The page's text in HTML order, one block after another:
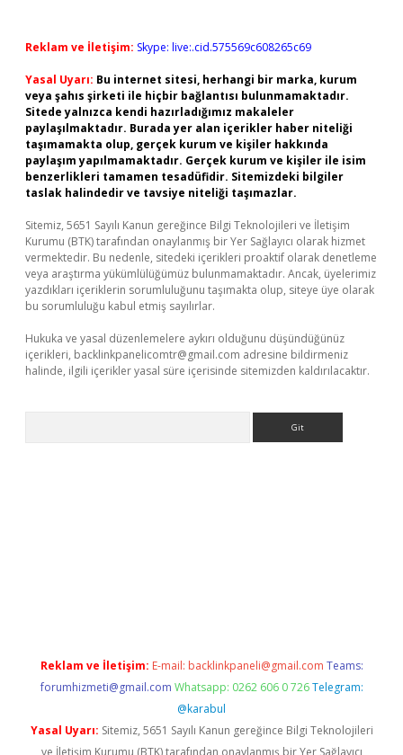
Reklam ve İletişim: Skype: live:.cid.575569c608265c69
Yasal Uyarı: Bu internet sitesi, herhangi bir marka, kurum
veya şahıs şirketi ile hiçbir bağlantısı bulunmamaktadır.
Sitede yalnızca kendi hazırladığımız makaleler
paylaşılmaktadır. Burada yer alan içerikler haber niteliği
taşımamakta olup, gerçek kurum ve kişiler hakkında
paylaşım yapılmamaktadır. Gerçek kurum ve kişiler ile isim
benzerlikleri tamamen tesadüfidir. Sitemizdeki bilgiler
taslak halindedir ve tavsiye niteliği taşımazlar.
Sitemiz, 5651 Sayılı Kanun gereğince Bilgi Teknolojileri ve İletişim
Kurumu (BTK) tarafından onaylanmış bir Yer Sağlayıcı olarak hizmet
vermektedir. Bu nedenle, sitedeki içerikleri proaktif olarak denetleme
veya araştırma yükümlülüğümüz bulunmamaktadır. Ancak, üyelerimiz
yazdıkları içeriklerin sorumluluğunu taşımakta olup, siteye üye olarak
bu sorumluluğu kabul etmiş sayılırlar.
Hukuka ve yasal düzenlemelere aykırı olduğunu düşündüğünüz
içerikleri, backlinkpanelicomtr@gmail.com adresine bildirmeniz
halinde, ilgili içerikler yasal süre içerisinde sitemizden kaldırılacaktır.
Reklam ve İletişim: E-mail: backlinkpaneli@gmail.com Teams:
forumhizmeti@gmail.com Whatsapp: 0262 606 0 726 Telegram:
@karabul
Yasal Uyarı: Sitemiz, 5651 Sayılı Kanun gereğince Bilgi Teknolojileri
ve İletişim Kurumu (BTK) tarafından onaylanmış bir Yer Sağlayıcı